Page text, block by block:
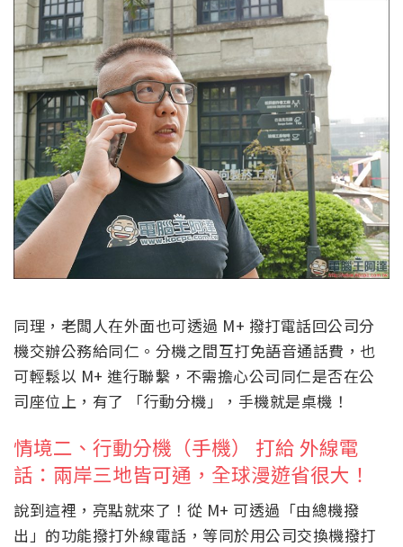
同理，老闆人在外面也可透過 M+ 撥打電話回公司分
機交辦公務給同仁。分機之間互打免語音通話費，也
可輕鬆以 M+ 進行聯繫，不需擔心公司同仁是否在公
司座位上，有了 「行動分機」，手機就是桌機！
情境二、行動分機（手機） 打給 外線電
話：兩岸三地皆可通，全球漫遊省很大！
說到這裡，亮點就來了！從 M+ 可透過「由總機撥
出」的功能撥打外線電話，等同於用公司交換機撥打